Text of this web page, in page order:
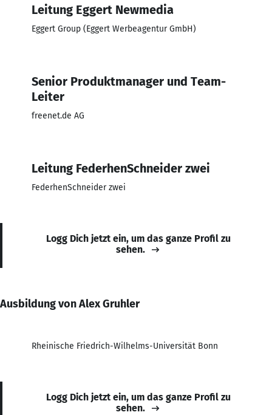
Leitung Eggert Newmedia
Eggert Group (Eggert Werbeagentur GmbH)
Senior Produktmanager und Team-
Leiter
freenet.de AG
Leitung FederhenSchneider zwei
FederhenSchneider zwei
Logg Dich jetzt ein, um das ganze Profil zu
sehen.
Ausbildung von Alex Gruhler
Rheinische Friedrich-Wilhelms-Universität Bonn
Logg Dich jetzt ein, um das ganze Profil zu
sehen.